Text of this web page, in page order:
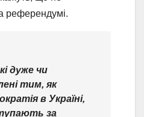
референдумі.
дуже чи
тим, як
в Україні,
за